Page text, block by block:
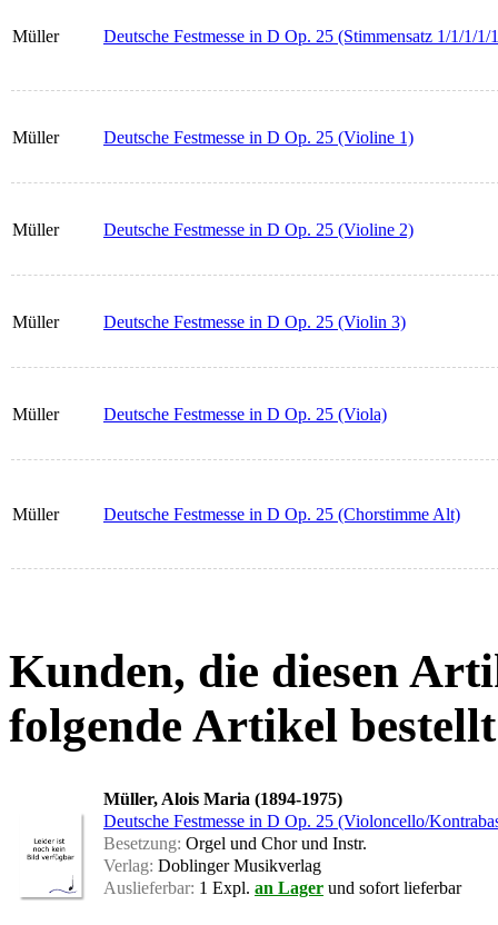
Müller Deutsche Festmesse in D Op. 25 (Stimmensatz 1/1/1/1/
Müller Deutsche Festmesse in D Op. 25 (Violine 1)
Müller Deutsche Festmesse in D Op. 25 (Violine 2)
Müller Deutsche Festmesse in D Op. 25 (Violin 3)
Müller Deutsche Festmesse in D Op. 25 (Viola)
Müller Deutsche Festmesse in D Op. 25 (Chorstimme Alt)
Kunden, die diesen
folgende Artikel
Müller, Alois Maria (1894-1975)
Deutsche Festmesse in D Op. 25 (Violoncello/
Besetzung: Orgel und Chor und Instr.
Verlag: Doblinger Musikverlag
Auslieferbar: 1 Expl. an Lager und sofort lieferbar